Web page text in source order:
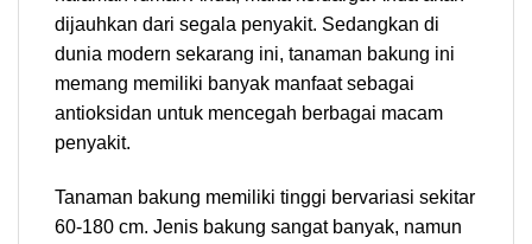
dijauhkan dari segala penyakit. Sedangkan di
dunia modern sekarang ini, tanaman bakung ini
memang memiliki banyak manfaat sebagai
antioksidan untuk mencegah berbagai macam
penyakit.
Tanaman bakung memiliki tinggi bervariasi sekitar
60-180 cm. Jenis bakung sangat banyak, namun